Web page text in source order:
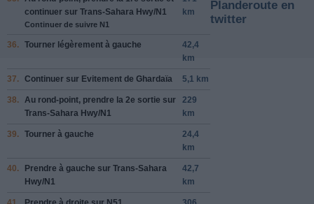
continuer sur Trans-Sahara Hwy/N1
Continuer de suivre N1
km
36. Tourner légèrement à gauche
42,4
km
37. Continuer sur Evitement de Ghardaïa 5,1 km
38. Au rond-point, prendre la 2e sortie sur
Trans-Sahara Hwy/N1
229
km
39. Tourner à gauche
24,4
km
40. Prendre à gauche sur Trans-Sahara
Hwy/N1
42,7
km
Planderoute en
twitter